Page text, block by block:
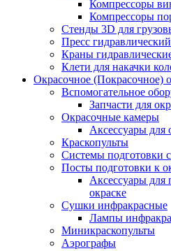
Компрессоры
Компрессоры
Стенды 3D для
Пресс
Краны
Клети для накачки
Окрасочное (Покрасочное)
Вспомогательное
Запчасти для
Окрасочные камеры
Аксессуары для
Краскопульты
Системы подготовки
Посты подготовки к
Аксессуары для
окраске
Сушки инфракрасные
Лампы
Миникраскопульты
Аэрографы